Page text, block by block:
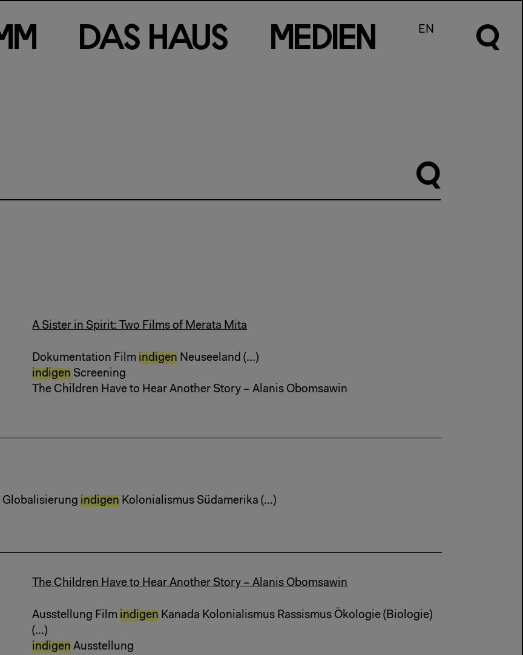
m Das Haus m e d en EN
Suche
A Sister in Spirit: Two Films of Merata Mita
Dokumentation Film indigen Neuseeland (...)
indigen Screening
The Children Have to Hear Another Story – Alanis Obomsawin
Globalisierung indigen Kolonialismus Südamerika (...)
The Children Have to Hear Another Story – Alanis Obomsawin
Ausstellung Film indigen Kanada Kolonialismus Rassismus Ökologie (Biologie)
(...)
indigen Ausstellung